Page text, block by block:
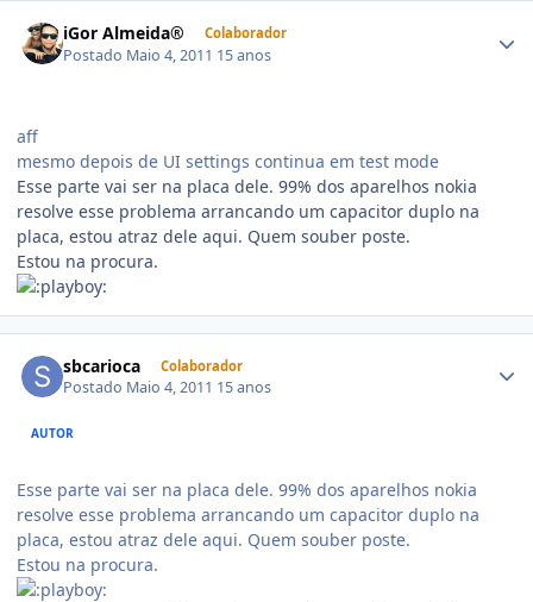
iGor Almeida® Colaborador
Postado Maio 4, 2011 15 anos
aff
mesmo depois de UI settings continua em test mode
Esse parte vai ser na placa dele. 99% dos aparelhos nokia
resolve esse problema arrancando um capacitor duplo na
placa, estou atraz dele aqui. Quem souber poste.
Estou na procura.
sbcarioca Colaborador
Postado Maio 4, 2011 15 anos
AUTOR
Esse parte vai ser na placa dele. 99% dos aparelhos nokia
resolve esse problema arrancando um capacitor duplo na
placa, estou atraz dele aqui. Quem souber poste.
Estou na procura.